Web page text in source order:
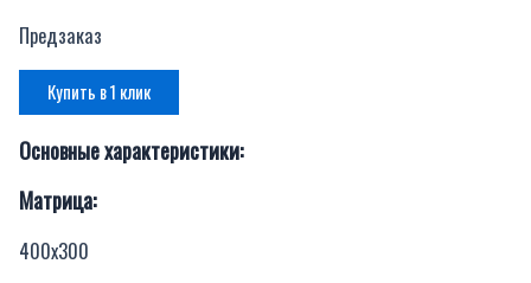
Предзаказ
Купить в 1 клик
Основные характеристики:
Матрица:
400х300